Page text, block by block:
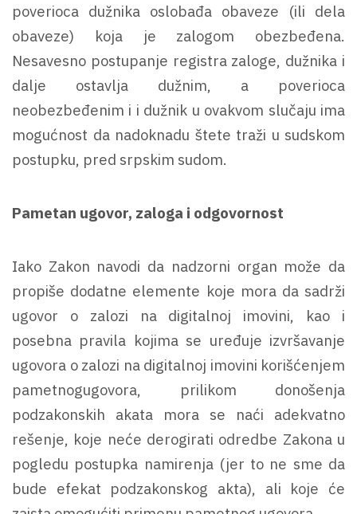
poverioca dužnika oslobađa obaveze (ili dela
obaveze) koja je zalogom obezbeđena.
Nesavesno postupanje registra zaloge, dužnika i
dalje ostavlja dužnim, a poverioca
neobezbeđenim i i dužnik u ovakvom slučaju ima
mogućnost da nadoknadu štete traži u sudskom
postupku, pred srpskim sudom.
Pametan ugovor, zaloga i odgovornost
Iako Zakon navodi da nadzorni organ može da
propiše dodatne elemente koje mora da sadrži
ugovor o zalozi na digitalnoj imovini, kao i
posebna pravila kojima se uređuje izvršavanje
ugovora o zalozi na digitalnoj imovini korišćenjem
pametnogugovora, prilikom donošenja
podzakonskih akata mora se naći adekvatno
rešenje, koje neće derogirati odredbe Zakona u
pogledu postupka namirenja (jer to ne sme da
bude efekat podzakonskog akta), ali koje će